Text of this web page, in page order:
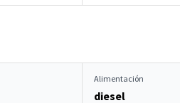
Alimentación
diesel